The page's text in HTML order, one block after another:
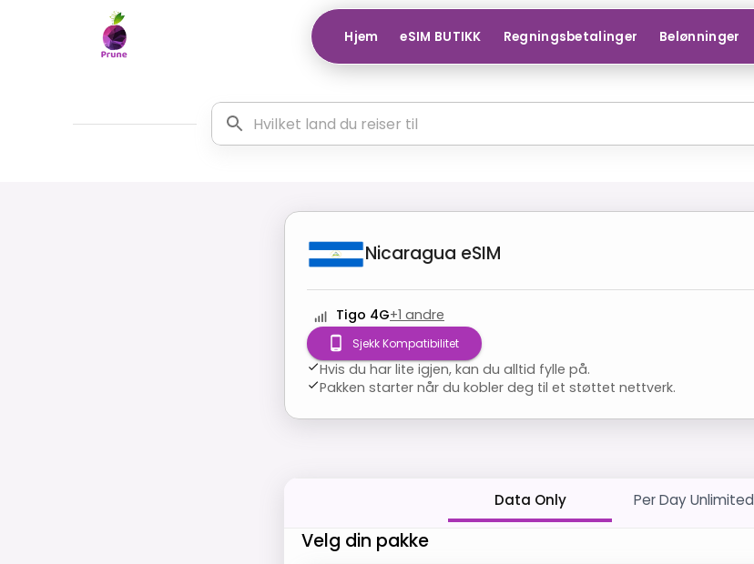
Hjem eSIM BUTIKK Regningsbetalinger Belønninger
Nicaragua eSIM
Tigo 4G+1 andre
Sjekk Kompatibilitet
Hvis du har lite igjen, kan du alltid fylle på.
Pakken starter når du kobler deg til et støttet nettverk.
Data Only Per Day Unlimited
Velg din pakke